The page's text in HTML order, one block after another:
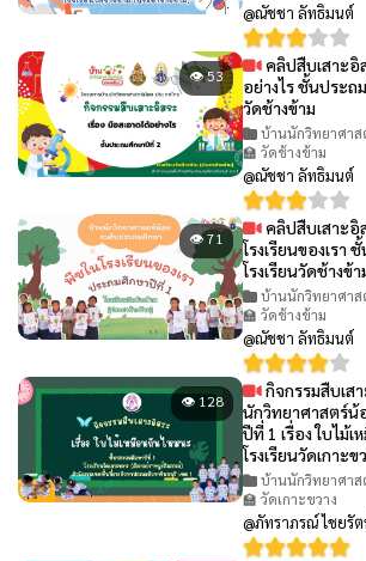
@ณัชชา ลัทธิมนต์
👁 53
คลิปสืบเสาะอิ
อย่างไร ชั้นประถ
วัดช้างข้าม
บ้านนักวิทยาศา
🏫 วัดช้างข้าม
@ณัชชา ลัทธิมนต์
👁 71
คลิปสืบเสาะอิ
โรงเรียนของเรา
โรงเรียนวัดช้างข้า
บ้านนักวิทยาศาส
🏫 วัดช้างข้าม
@ณัชชา ลัทธิมนต์
👁 128
กิจกรรมสืบเส
นักวิทยาศาสตร์น้
ปีที่ 1 เรื่อง ใบไม้
โรงเรียนวัดเกาะ
บ้านนักวิทยาศาส
🏫 วัดเกาะขวาง
@ภัทราภรณ์ ไชยรั